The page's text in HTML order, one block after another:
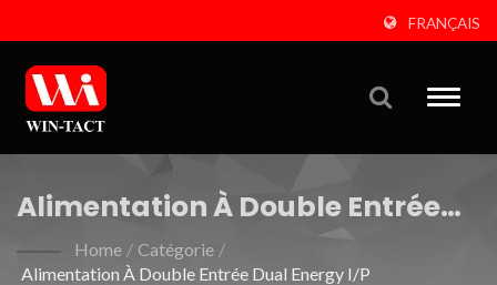
FRANÇAIS
Toggle
Alimentation À Double Entrée
Dual Energy I/P
Home / Catégorie /
Alimentation À Double Entrée Dual Energy I/P